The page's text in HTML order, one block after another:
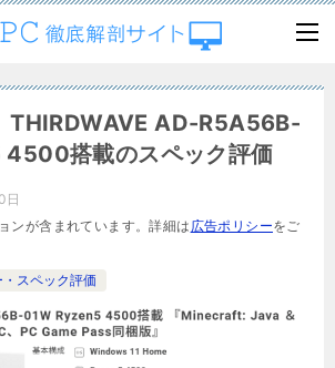
THIRDWAVE AD-R5A56B-
搭載のスペック評価
日
ンが含まれています。詳細は 広告ポリシーをご
・スペック評価